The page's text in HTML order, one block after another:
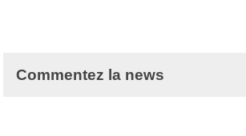
Commentez la news